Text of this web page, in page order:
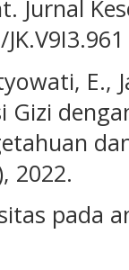
Jurnal
E.,
Gizi
2022.
pada